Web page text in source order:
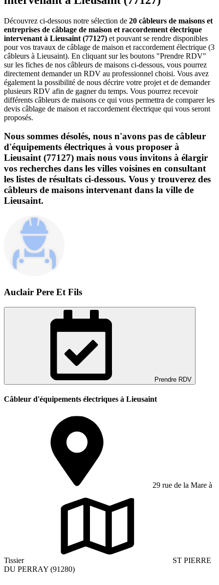
Découvrez ci-dessous notre sélection de 20 câbleurs de maisons et
entreprises de câblage de maison et raccordement électrique
intervenant à Lieusaint (77127) et pouvant se rendre disponibles
pour vos travaux de câblage de maison et raccordement électrique (3
câbleurs à Lieusaint). En cliquant sur les boutons "Prendre RDV"
sur les fiches de nos câbleurs de maisons ci-dessous, vous pourrez
directement demander un RDV au professionnel choisi. Vous avez
également la possibilité de nous décrire votre projet et de demander
plusieurs RDV afin de gagner du temps. Vous pourrez recevoir
différents câbleurs de maisons ce qui vous permettra de comparer les
devis câblage de maison et raccordement électrique qui vous seront
proposés.
Nous sommes désolés, nous n'avons pas de câbleur
d'équipements électriques à vous proposer à
Lieusaint (77127) mais nous vous invitons à élargir
vos recherches dans les villes voisines en consultant
les listes de résultats ci-dessous. Vous y trouverez des
câbleurs de maisons intervenant dans la ville de
Lieusaint.
Auclair Pere Et Fils
Prendre RDV
Câbleur d'équipements électriques à Lieusaint
29 rue de la Mare à
Tissier
ST PIERRE
DU PERRAY (91280)